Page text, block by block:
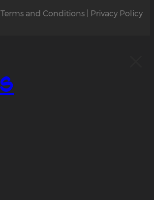
Terms and Conditions | Privacy Policy